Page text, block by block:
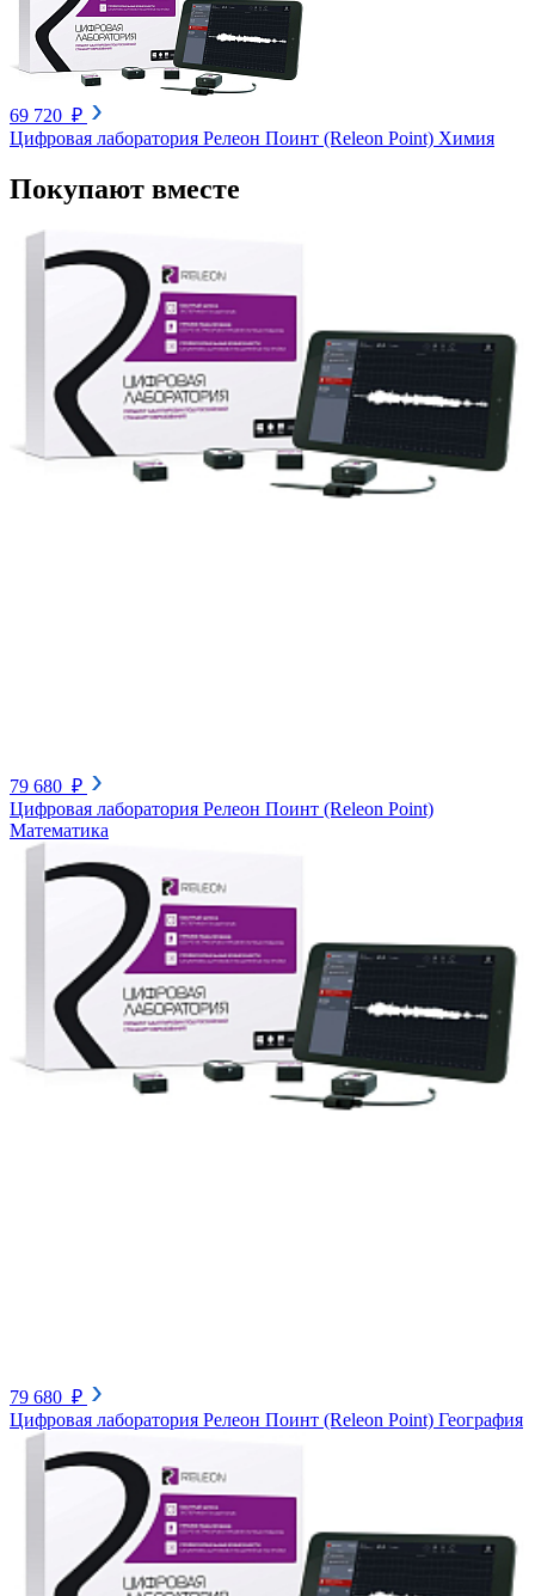
69 720 ₽
Цифровая лаборатория Релеон Поинт (Releon Point) Химия
Покупают вместе
79 680 ₽
Цифровая лаборатория Релеон Поинт (Releon Point)
Математика
79 680 ₽
Цифровая лаборатория Релеон Поинт (Releon Point) География